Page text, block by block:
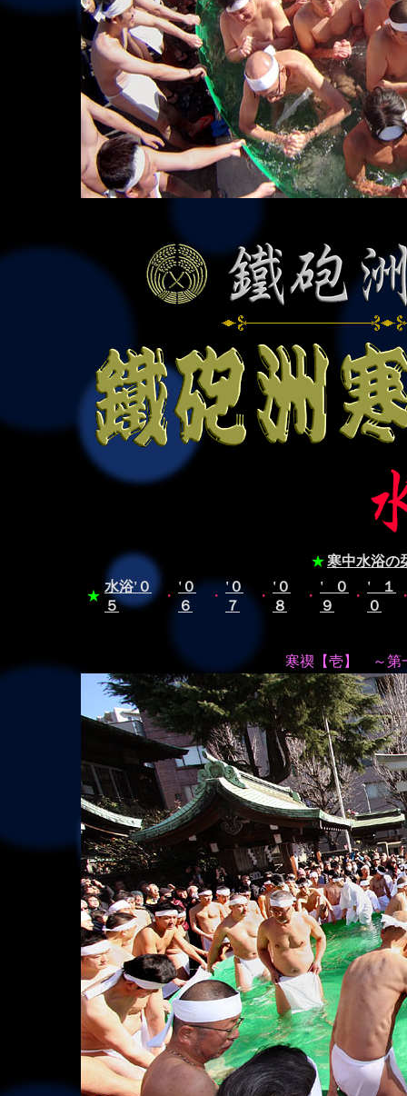
★寒中水浴の
★
水浴'０
５
・
'０
６
・
'０
７
・
'０
８
・
'０
９
・
'１
０
寒禊【壱】 ～第